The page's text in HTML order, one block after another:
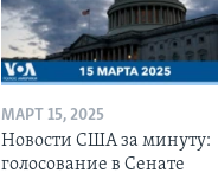
МАРТ 15, 2025
Новости США за минуту:
голосование в Сенате